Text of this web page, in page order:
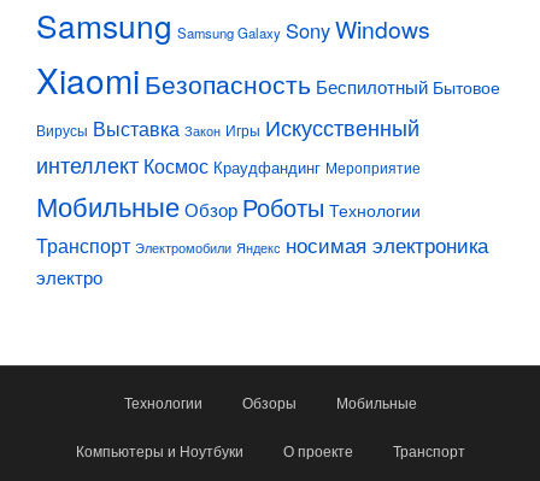
Samsung Samsung Galaxy SonyWindows
Xiaomi Безопасность Беспилотный Бытовое
Вирусы Выставка Закон Игры Искусственный
интеллект Космос Краудфандинг Мероприятие
МобильныеОбзор Роботы Технологии
Транспорт Электромобили Яндекс носимая электроника
электро
Технологии Обзоры Мобильные
Компьютеры и Ноутбуки О проекте Транспорт